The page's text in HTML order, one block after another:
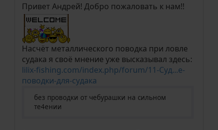
Привет Андрей! Добро пожаловать к нам!!
Насчёт металлического поводка при ловле
судака я своё мнение уже высказывал здесь:
lilix-fishing.com/index.php/forum/11-Суд...е-
поводки-для-судака
без проводки от чебурашки на сильном
те4ении